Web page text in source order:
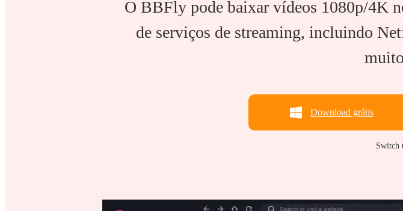
O BBFly pode baixar vídeos 1080p/4K
de serviços de streaming, incluindo
Download grátis
Switch